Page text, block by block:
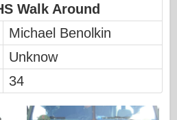
Walk Around
Michael Benolkin
Unknow
34